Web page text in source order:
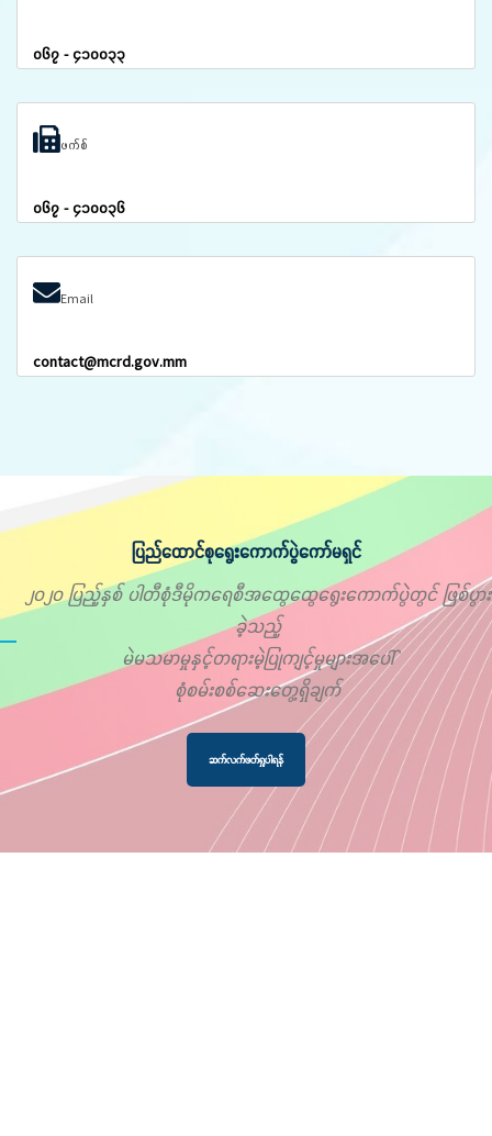
၀၆၇ - ၄၁၀၀၃၃
ဖက်စ်
၀၆၇ - ၄၁၀၀၃၆
Email
contact@mcrd.gov.mm
ပြည်ထောင်စုရွေးကောက်ပွဲကော်မရှင်
၂၀၂၀ ပြည့်နှစ် ပါတီစုံဒီမိုကရေစီအထွေထွေရွေးကောက်ပွဲတွင် ဖြစ်ပွား
ခဲ့သည့်
မဲမသမာမှုနှင့်တရားမဲ့ပြုကျင့်မှုများအပေါ်
စုံစမ်းစစ်ဆေးတွေ့ရှိချက်
ဆက်လက်ဖတ်ရှုပါရန်